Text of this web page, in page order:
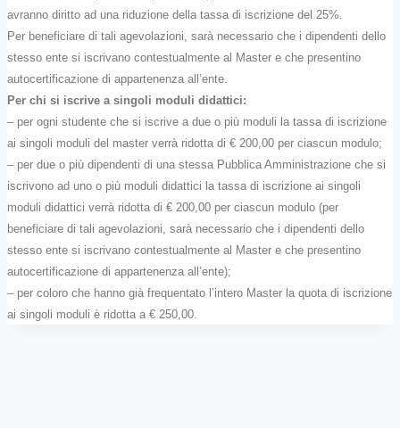
avranno diritto ad una riduzione della tassa di iscrizione del 25%.
Per beneficiare di tali agevolazioni, sarà necessario che i dipendenti dello
stesso ente si iscrivano contestualmente al Master e che presentino
autocertificazione di appartenenza all’ente.
Per chi si iscrive a singoli moduli didattici:
– per ogni studente che si iscrive a due o più moduli la tassa di iscrizione
ai singoli moduli del master verrà ridotta di € 200,00 per ciascun modulo;
– per due o più dipendenti di una stessa Pubblica Amministrazione che si
iscrivono ad uno o più moduli didattici la tassa di iscrizione ai singoli
moduli didattici verrà ridotta di € 200,00 per ciascun modulo (per
beneficiare di tali agevolazioni, sarà necessario che i dipendenti dello
stesso ente si iscrivano contestualmente al Master e che presentino
autocertificazione di appartenenza all’ente);
– per coloro che hanno già frequentato l’intero Master la quota di iscrizione
ai singoli moduli è ridotta a € 250,00.